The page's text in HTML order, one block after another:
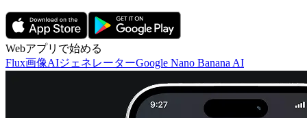
Webアプリで始める
Flux画像AIジェネレーターGoogle Nano Banana AI